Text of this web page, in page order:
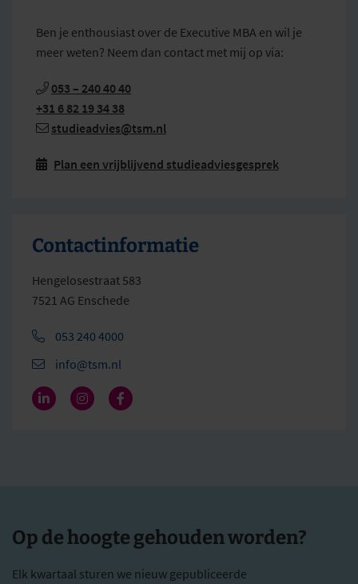
Ben je enthousiast over de Executive MBA en wil je
meer weten? Neem dan contact met mij op via:
053 – 240 40 40
+31 6 82 19 34 38
studieadvies@tsm.nl
 Plan een vrijblijvend studieadviesgesprek
Contactinformatie
Hengelosestraat 583
7521 AG Enschede
053 240 4000
info@tsm.nl
Op de hoogte gehouden worden?
Elk kwartaal sturen we nieuw gepubliceerde